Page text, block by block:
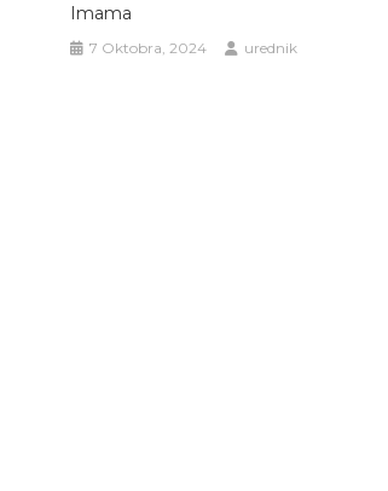
Imama
7 Oktobra, 2024 urednik